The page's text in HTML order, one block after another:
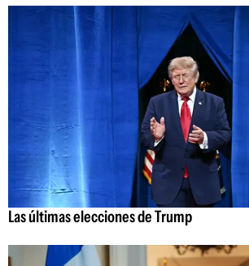
Las últimas elecciones de Trump